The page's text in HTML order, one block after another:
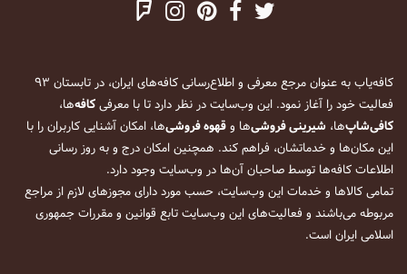
کافه‌یاب به عنوان مرجع معرفی و اطلاع‌رسانی کافه‌های ایران، در تابستان ۹۳
فعالیت خود را آغاز نمود. این وب‌سایت در نظر دارد تا با معرفیکافه‌ها،
کافی‌شاپ‌ها، شیرینی فروشی‌ها وقهوه فروشی‌ها، امکان آشنایی کاربران را با
این مکان‌ها و خدماتشان، فراهم کند. همچنین امکان درج و به روز رسانی
اطلاعات کافه‌ها توسط صاحبان آن‌ها در وب‌سایت وجود دارد.
تمامی کالاها و خدمات این وب‌سایت، حسب مورد دارای مجوزهای لازم از مراجع
مربوطه می‌باشند و فعالیت‌های این وب‌سایت تابع قوانین و مقررات جمهوری
اسلامی ایران است.